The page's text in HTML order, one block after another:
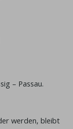
– Passau.
werden, bleibt